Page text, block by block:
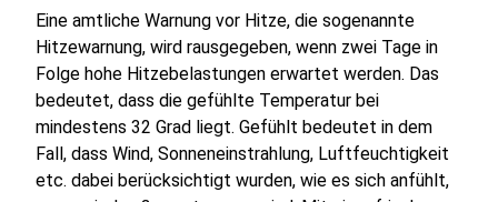
Eine amtliche Warnung vor Hitze, die sogenannte
Hitzewarnung, wird rausgegeben, wenn zwei Tage in
Folge hohe Hitzebelastungen erwartet werden. Das
bedeutet, dass die gefühlte Temperatur bei
mindestens 32 Grad liegt. Gefühlt bedeutet in dem
Fall, dass Wind, Sonneneinstrahlung, Luftfeuchtigkeit
etc. dabei berücksichtigt wurden, wie es sich anfühlt,